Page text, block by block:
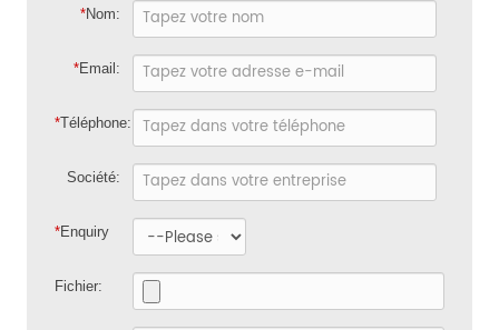
*Nom:
*Email:
*Téléphone:
Société:
*Enquiry
Fichier: